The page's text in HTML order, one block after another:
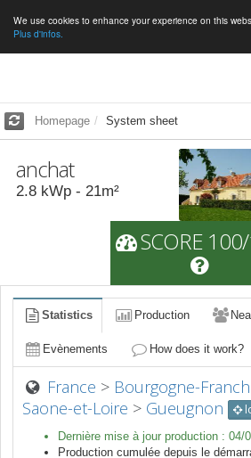
We use cookies to enhance your experience on this
Plus d'infos.
Homepage System sheet
anchat
2.8 kWp - 21m²
SCORE
Statistics Production
Evènements How does it work?
France > Bourgogne-
Saone-et-Loire > Gueugnon
Dernière mise à jour production : 04/
Production cumulée depuis le